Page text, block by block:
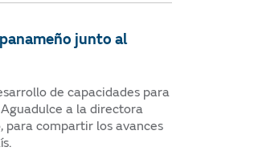
junto al
de capacidades para
a la directora
para compartir los avances